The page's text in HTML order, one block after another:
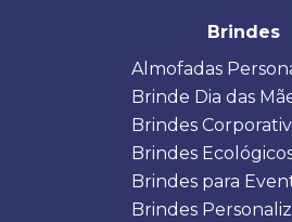
Brindes
Almofadas
Brinde Dia das
Brindes
Brindes
Brindes para
Brindes